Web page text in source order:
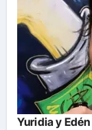
Yuridia y